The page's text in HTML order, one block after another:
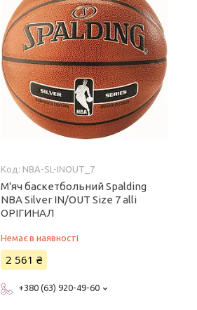
NBA-SL-INOUT_7
М'яч баскетбольний Spalding
NBA Silver IN/OUT Size 7 alli
ОРІГИНАЛ
Немає в наявності
2 561 ₴
+380 (63) 920-49-60